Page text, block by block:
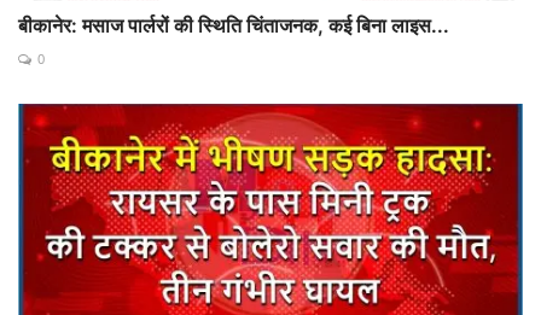
बीकानेर: मसाज पार्लरों की स्थिति चिंताजनक, कई बिना लाइस...
0